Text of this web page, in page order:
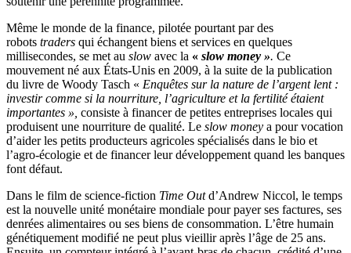
Même le monde de la finance, pilotée pourtant par des
robots traders qui échangent biens et services en quelques
millisecondes, se met au slow avec la « slow money ». Ce
mouvement né aux États-Unis en 2009, à la suite de la publication
du livre de Woody Tasch « Enquêtes sur la nature de l’argent lent :
investir comme si la nourriture, l’agriculture et la fertilité étaient
importantes », consiste à financer de petites entreprises locales qui
produisent une nourriture de qualité. Le slow money a pour vocation
d’aider les petits producteurs agricoles spécialisés dans le bio et
l’agro-écologie et de financer leur développement quand les banques
font défaut.
Dans le film de science-fiction Time Outd’Andrew Niccol, le temps
est la nouvelle unité monétaire mondiale pour payer ses factures, ses
denrées alimentaires ou ses biens de consommation. L’être humain
génétiquement modifié ne peut plus vieillir après l’âge de 25 ans.